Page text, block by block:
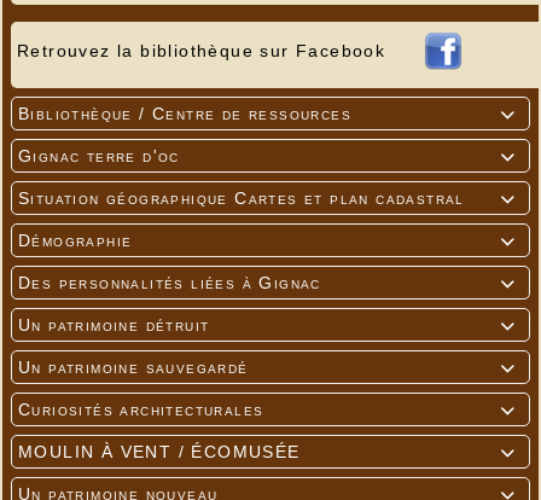
Retrouvez la bibliothèque sur Facebook

Bibliothèque / Centre de ressources

Gignac terre d'oc

Situation géographique Cartes et plan cadastral

Démographie

Des personnalités liées à Gignac

Un patrimoine détruit

Un patrimoine sauvegardé

Curiosités architecturales

MOULIN À VENT / ÉCOMUSÉE

Un patrimoine nouveau